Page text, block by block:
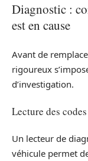
Diagnostic :
est en cause
Avant de
rigoureux
d’investigation.
Lecture des
Un lecteur de
véhicule permet